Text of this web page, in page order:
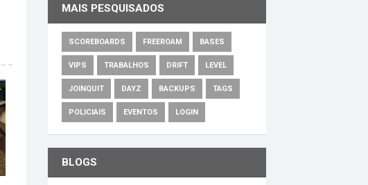
MAIS PESQUISADOS
SCOREBOARDS FREEROAM BASES
VIPS TRABALHOS DRIFT LEVEL
JOINQUIT DAYZ BACKUPS TAGS
POLICIAIS EVENTOS LOGIN
BLOGS